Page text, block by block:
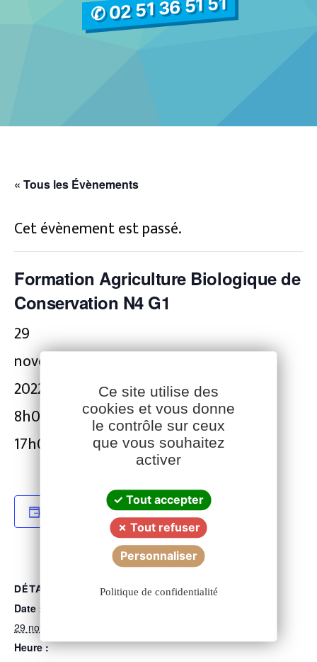
✆ 02 51 36 51 51
« Tous les Évènements
Cet évènement est passé.
Formation Agriculture Biologique de
Conservation N4 G1
29
novembre
2022 @
8h00
17h00
JE SOUHAITE EN SAVOIR + OU M'INSCRIRE
DÉTAILS
Date :
29 novembre 2022
Heure :
Facebook
YouTube
LinkedIn
Ce site utilise des
cookies et vous donne
le contrôle sur ceux
que vous souhaitez
activer
Tout accepter
Tout refuser
Personnaliser
Politique de confidentialité